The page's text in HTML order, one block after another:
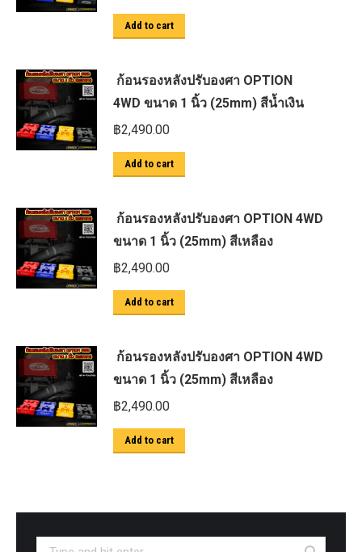
Add to cart
ก้อนรองหลังปรับองศา OPTION
4WD ขนาด 1 นิ้ว (25mm) สีน้ำเงิน
฿2,490.00
Add to cart
ก้อนรองหลังปรับองศา OPTION 4WD
ขนาด 1 นิ้ว (25mm) สีเหลือง
฿2,490.00
Add to cart
ก้อนรองหลังปรับองศา OPTION 4WD
ขนาด 1 นิ้ว (25mm) สีเหลือง
฿2,490.00
Add to cart
Search: